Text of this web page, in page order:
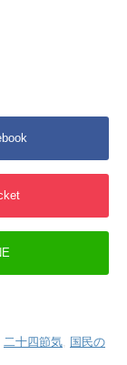
二十四節気 国民の